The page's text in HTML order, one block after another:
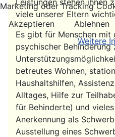
viele unserer Eltern
Es gibt für Menschen mit
psychischer
betreutes Wohnen,
Haushaltshilfen,
Alltages, Hilfe zur
für Behinderte) und
Anerkennung als
Ausstellung eines
Marketing oder Tracking
Akzeptieren
Ablehnen
Weitere